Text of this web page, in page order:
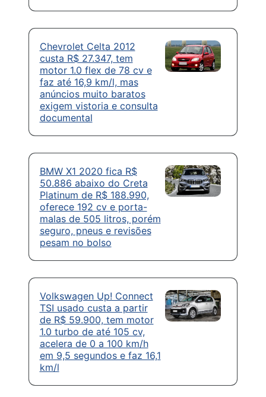
Chevrolet Celta 2012
custa R$ 27.347, tem
motor 1.0 flex de 78 cv e
faz até 16,9 km/l, mas
anúncios muito baratos
exigem vistoria e consulta
documental
BMW X1 2020 fica R$
50.886 abaixo do Creta
Platinum de R$ 188.990,
oferece 192 cv e porta-
malas de 505 litros, porém
seguro, pneus e revisões
pesam no bolso
Volkswagen Up! Connect
TSI usado custa a partir
de R$ 59.900, tem motor
1.0 turbo de até 105 cv,
acelera de 0 a 100 km/h
em 9,5 segundos e faz 16,1
km/l